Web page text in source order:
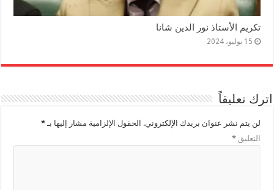
تكريم الأستاذ نور الدين شانا
15 يوليو، 2024
اترك تعليقاً
لن يتم نشر عنوان بريدك الإلكتروني. الحقول الإلزامية مشار إليها بـ*
التعليق*